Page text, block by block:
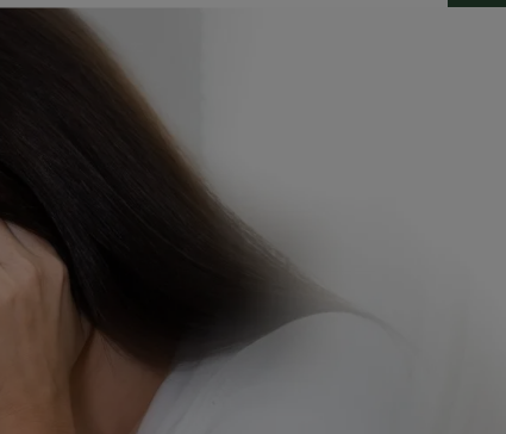
következtében kialakuló
sőt, akár vertigót, fejfájást,
újul ki. Ebben az útmutatóban
illetve hogy mikor kell
és ezek